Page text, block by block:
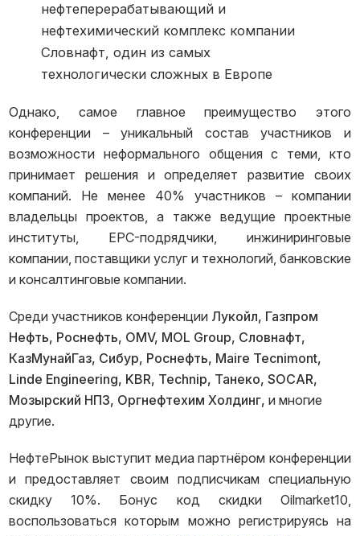
нефтеперерабатывающий и
нефтехимический комплекс компании
Словнафт, один из самых
технологически сложных в Европе
Однако, самое главное преимущество этого
конференции – уникальный состав участников и
возможности неформального общения с теми, кто
принимает решения и определяет развитие своих
компаний. Не менее 40% участников – компании
владельцы проектов, а также ведущие проектные
институты, EPC-подрядчики, инжиниринговые
компании, поставщики услуг и технологий, банковские
и консалтинговые компании.
Среди участников конференции Лукойл, Газпром
Нефть, Роснефть, OMV, MOL Group, Словнафт,
КазМунайГаз, Сибур, Роснефть, Maire Tecnimont,
Linde Engineering, KBR, Technip, Танеко, SOCAR,
Мозырский НПЗ, Оргнефтехим Холдинг,и многие
другие.
НефтеРынок выступит медиа партнёром конференции
и предоставляет своим подписчикам специальную
скидку 10%. Бонус код скидки Oilmarket10,
воспользоваться которым можно регистрируясь на